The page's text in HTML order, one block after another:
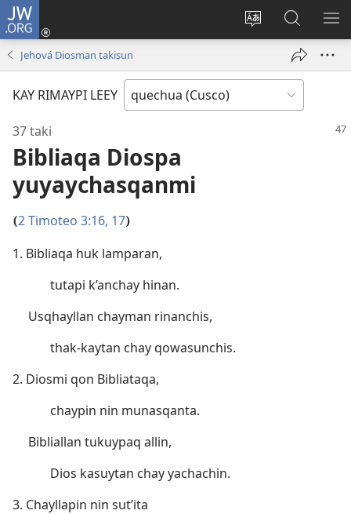
JW.ORG
Direccionpi
Sutiykiwan
jaykuy
nueva
JW.ORG
nisqapi
maskhay
Jehová Diosman takisun
KAY RIMAYPI LEEY
37 taki
Bibliaqa Diospa
yuyaychasqanmi
(2 Timoteo 3:16, 17)
1. Bibliaqa huk lamparan,
tutapi k’anchay hinan.
Usqhayllan chayman rinanchis,
thak-kaytan chay qowasunchis.
2. Diosmi qon Bibliataqa,
chaypin nin munasqanta.
Bibliallan tukuypaq allin,
Dios kasuytan chay yachachin.
3. Chayllapin nin sut’ita